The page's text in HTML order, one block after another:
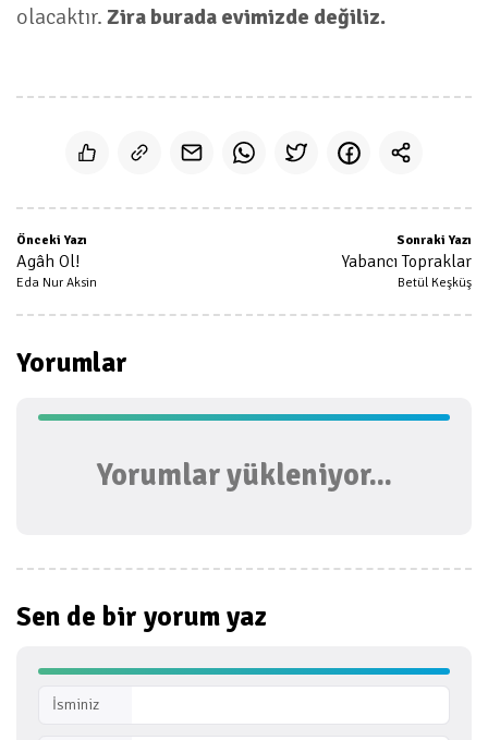
olacaktır. Zira burada evimizde değiliz.
Önceki Yazı
Agâh Ol!
Eda Nur Aksin
Sonraki Yazı
Yabancı Topraklar
Betül Keşküş
Yorumlar
Yorumlar yükleniyor...
Sen de bir yorum yaz
İsminiz